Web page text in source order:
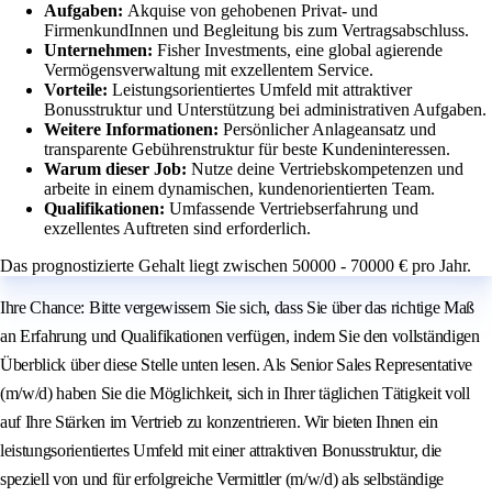
Aufgaben: Akquise von gehobenen Privat- und
FirmenkundInnen und Begleitung bis zum Vertragsabschluss.
Unternehmen: Fisher Investments, eine global agierende
Vermögensverwaltung mit exzellentem Service.
Vorteile: Leistungsorientiertes Umfeld mit attraktiver
Bonusstruktur und Unterstützung bei administrativen Aufgaben.
Weitere Informationen: Persönlicher Anlageansatz und
transparente Gebührenstruktur für beste Kundeninteressen.
Warum dieser Job: Nutze deine Vertriebskompetenzen und
arbeite in einem dynamischen, kundenorientierten Team.
Qualifikationen: Umfassende Vertriebserfahrung und
exzellentes Auftreten sind erforderlich.
Das prognostizierte Gehalt liegt zwischen 50000 - 70000 € pro Jahr.
Ihre Chance: Bitte vergewissern Sie sich, dass Sie über das richtige Maß
an Erfahrung und Qualifikationen verfügen, indem Sie den vollständigen
Überblick über diese Stelle unten lesen. Als Senior Sales Representative
(m/w/d) haben Sie die Möglichkeit, sich in Ihrer täglichen Tätigkeit voll
auf Ihre Stärken im Vertrieb zu konzentrieren. Wir bieten Ihnen ein
leistungsorientiertes Umfeld mit einer attraktiven Bonusstruktur, die
speziell von und für erfolgreiche Vermittler (m/w/d) als selbständige